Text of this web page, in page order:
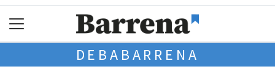
DEBABARRENA